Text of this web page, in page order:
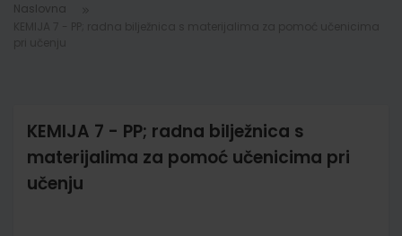
Naslovna
KEMIJA 7 - PP; radna bilježnica s
materijalima za pomoć učenicima pri
učenju